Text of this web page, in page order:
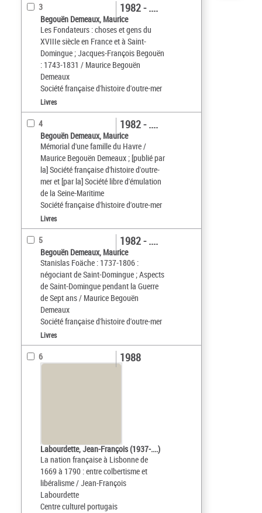
3
Begouën Demeaux, Maurice
Les Fondateurs : choses et gens du
XVIIIe siècle en France et à Saint-
Domingue ; Jacques-François Begouën
: 1743-1831 / Maurice Begouën
Demeaux
Société française d'histoire d'outre-mer
1982 - ....
Livres
4
Begouën Demeaux, Maurice
Mémorial d'une famille du Havre /
Maurice Begouën Demeaux ; [publié par
la] Société française d'histoire d'outre-
mer et [par la] Société libre d'émulation
de la Seine-Maritime
Société française d'histoire d'outre-mer
1982 - ....
Livres
5
Begouën Demeaux, Maurice
Stanislas Foäche : 1737-1806 :
négociant de Saint-Domingue ; Aspects
de Saint-Domingue pendant la Guerre
de Sept ans / Maurice Begouën
Demeaux
Société française d'histoire d'outre-mer
1982 - ....
Livres
6
Labourdette, Jean-François (1937-....)
La nation française à Lisbonne de
1669 à 1790 : entre colbertisme et
libéralisme / Jean-François
Labourdette
Centre culturel portugais
1988